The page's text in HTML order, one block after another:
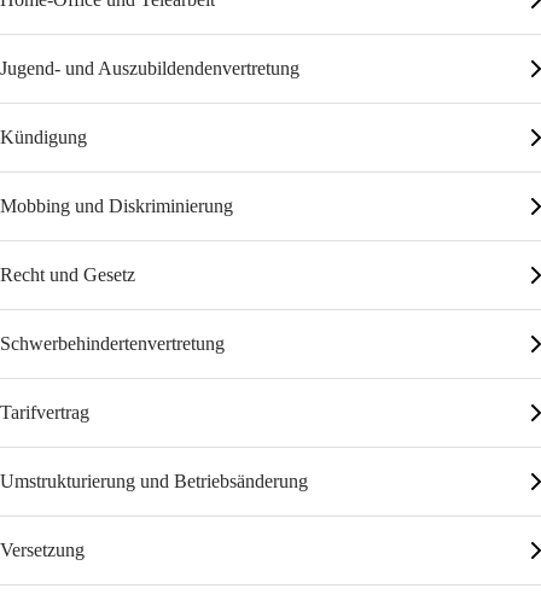
Jugend- und Auszubildendenvertretung
Kündigung
Mobbing und Diskriminierung
Recht und Gesetz
Schwerbehindertenvertretung
Tarifvertrag
Umstrukturierung und Betriebsänderung
Versetzung